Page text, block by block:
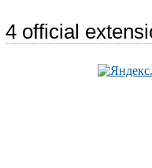
4 official